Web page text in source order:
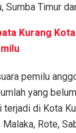
Sumba Timur
Kurang
pemilu
yang
terjadi di Kota
Malaka, Rote,